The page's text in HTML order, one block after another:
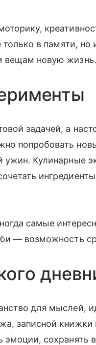
только в памяти,
вещам новую жизнь.
задачей, а
попробовать
ужин. Кулинарные
самые
— возможность
для мыслей,
записной книжки
эмоции,